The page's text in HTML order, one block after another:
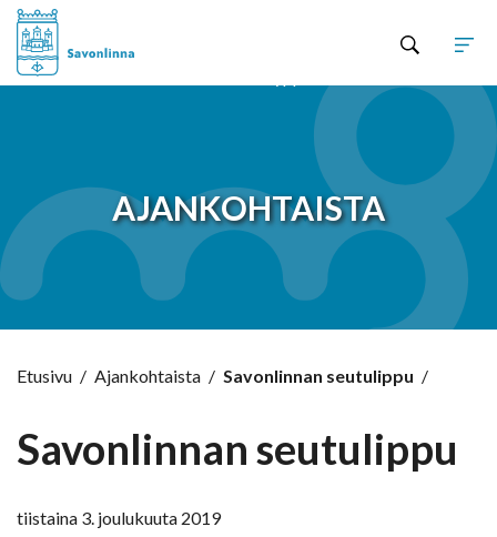
AJANKOHTAISTA
Etusivu / Ajankohtaista / Savonlinnan seutulippu /
Savonlinnan seutulippu
tiistaina 3. joulukuuta 2019